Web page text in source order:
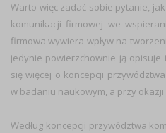
Warto więc zadać sobie pytanie,
komunikacji firmowej we
firmowa wywiera wpływ na
jedynie powierzchownie ją opisuje
się więcej o koncepcji
w badaniu naukowym, a przy okazji
Według koncepcji przywództwa